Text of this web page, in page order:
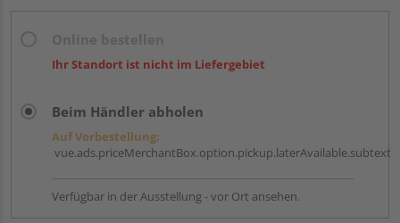
Ihr Standort ist nicht im Liefergebiet
Beim Händler abholen
Auf Vorbestellung:
vue.ads.priceMerchantBox.option.pickup.laterAvailable.subtext
Verfügbar in der Ausstellung - vor Ort ansehen.